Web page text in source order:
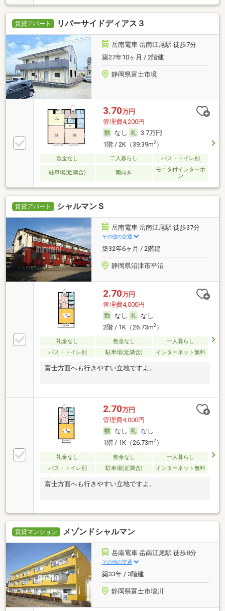
賃貸アパート リバーサイドディアス３
岳南電車 岳南江尾駅 徒歩7分
築27年10ヶ月 / 2階建
静岡県富士市境
3.70万円
管理費4,200円
なし
3.7万円
1階 / 2K（39.39m2）
敷金なし 二人暮らし バス・トイレ別
駐車場(近隣含) 南向き
モニタ付インターホ
ン
賃貸アパート シャルマンＳ
岳南電車 岳南江尾駅 徒歩37分
その他の交通
築32年6ヶ月 / 2階建
静岡県沼津市平沼
2.70万円
管理費4,000円
なし
なし
2階 / 1K（26.73m2）
礼金なし 敷金なし
一人暮らし
バス・トイレ別
駐車場(近隣含) インターネット無料
富士方面へも行きやすい立地ですよ。
2.70万円
管理費4,000円
なし
なし
1階 / 1K（26.73m2）
礼金なし 敷金なし
一人暮らし
バス・トイレ別
駐車場(近隣含) インターネット無料
富士方面へも行きやすい立地ですよ。
賃貸マンション メゾンドシャルマン
岳南電車 岳南江尾駅 徒歩8分
その他の交通
築33年 / 3階建
静岡県富士市増川